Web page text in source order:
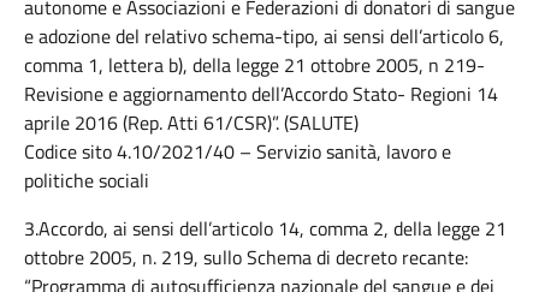
autonome e Associazioni e Federazioni di donatori di sangue
e adozione del relativo schema-tipo, ai sensi dell’articolo 6,
comma 1, lettera b), della legge 21 ottobre 2005, n 219-
Revisione e aggiornamento dell’Accordo Stato- Regioni 14
aprile 2016 (Rep. Atti 61/CSR)”. (SALUTE)
Codice sito 4.10/2021/40 – Servizio sanità, lavoro e
politiche sociali
3.Accordo, ai sensi dell’articolo 14, comma 2, della legge 21
ottobre 2005, n. 219, sullo Schema di decreto recante:
“Programma di autosufficienza nazionale del sangue e dei